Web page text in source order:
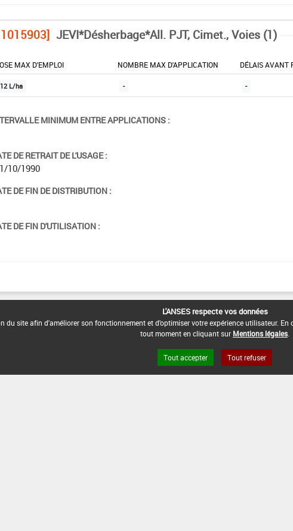
JEVI*Désherbage*All. PJT, Cimet., Voies (1)
MAX D'EMPLOI NOMBRE MAX D'APPLICATION DÉLAIS AVANT
12 L/ha - -
MINIMUM ENTRE APPLICATIONS :
DE RETRAIT DE L'USAGE :
10/1990
DE FIN DE DISTRIBUTION :
DE FIN D'UTILISATION :
L'ANSES respecte vos données
site afin d'améliorer son fonctionnement et d'optimiser votre expérience utilisateur.
tout moment en cliquant sur Mentions légales
Tout accepter Tout refuser